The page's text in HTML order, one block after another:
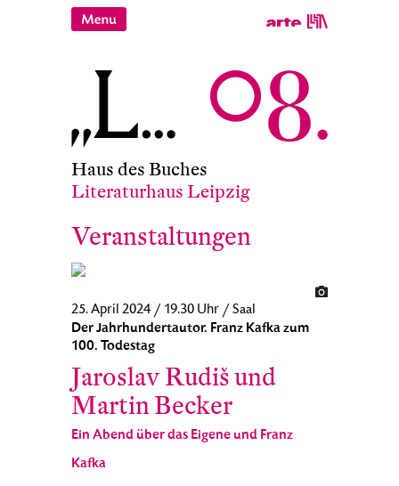
Haus des Buches
Literaturhaus Leipzig
Veranstaltungen
25. April 2024 / 19.30 Uhr / Saal
Der Jahrhundertautor. Franz Kafka zum
100. Todestag
Jaroslav Rudiš und
Martin Becker
Ein Abend über das Eigene und Franz
Kafka